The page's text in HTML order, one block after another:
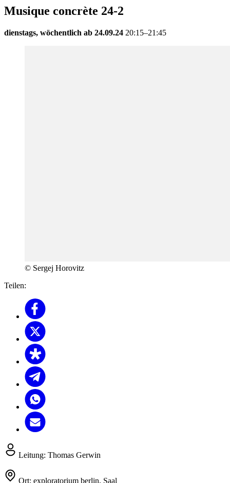
Musique concrète 24-2
dienstags, wöchentlich ab 24.09.24 20:15–21:45
© Sergej Horovitz
Teilen:
Leitung: Thomas Gerwin
Ort: exploratorium berlin, Saal